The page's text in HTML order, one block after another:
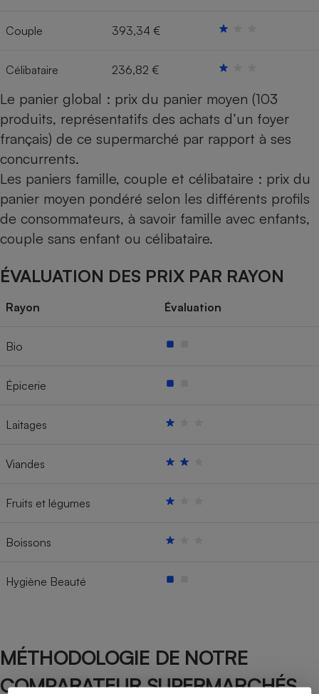
Couple 393,34 €
Célibataire 236,82 €
Le panier global : prix du panier moyen (103
produits, représentatifs des achats d’un foyer
français) de ce supermarché par rapport à ses
concurrents.
Les paniers famille, couple et célibataire : prix du
panier moyen pondéré selon les différents profils
de consommateurs, à savoir famille avec enfants,
couple sans enfant ou célibataire.
ÉVALUATION DES PRIX PAR RAYON
Rayon Évaluation
Bio
Épicerie
Laitages
Viandes
Fruits et légumes
Boissons
Hygiène Beauté
MÉTHODOLOGIE DE NOTRE
COMPARATEUR SUPERMARCHÉS